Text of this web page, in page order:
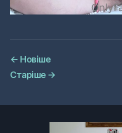
← Новіше
Старіше →